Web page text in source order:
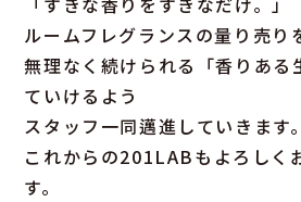
ルームフレグランスの量り売り
無理なく続けられる「香りある
ていけるよう
スタッフ一同邁進していきます。
これからの201LABもよろしく
す。